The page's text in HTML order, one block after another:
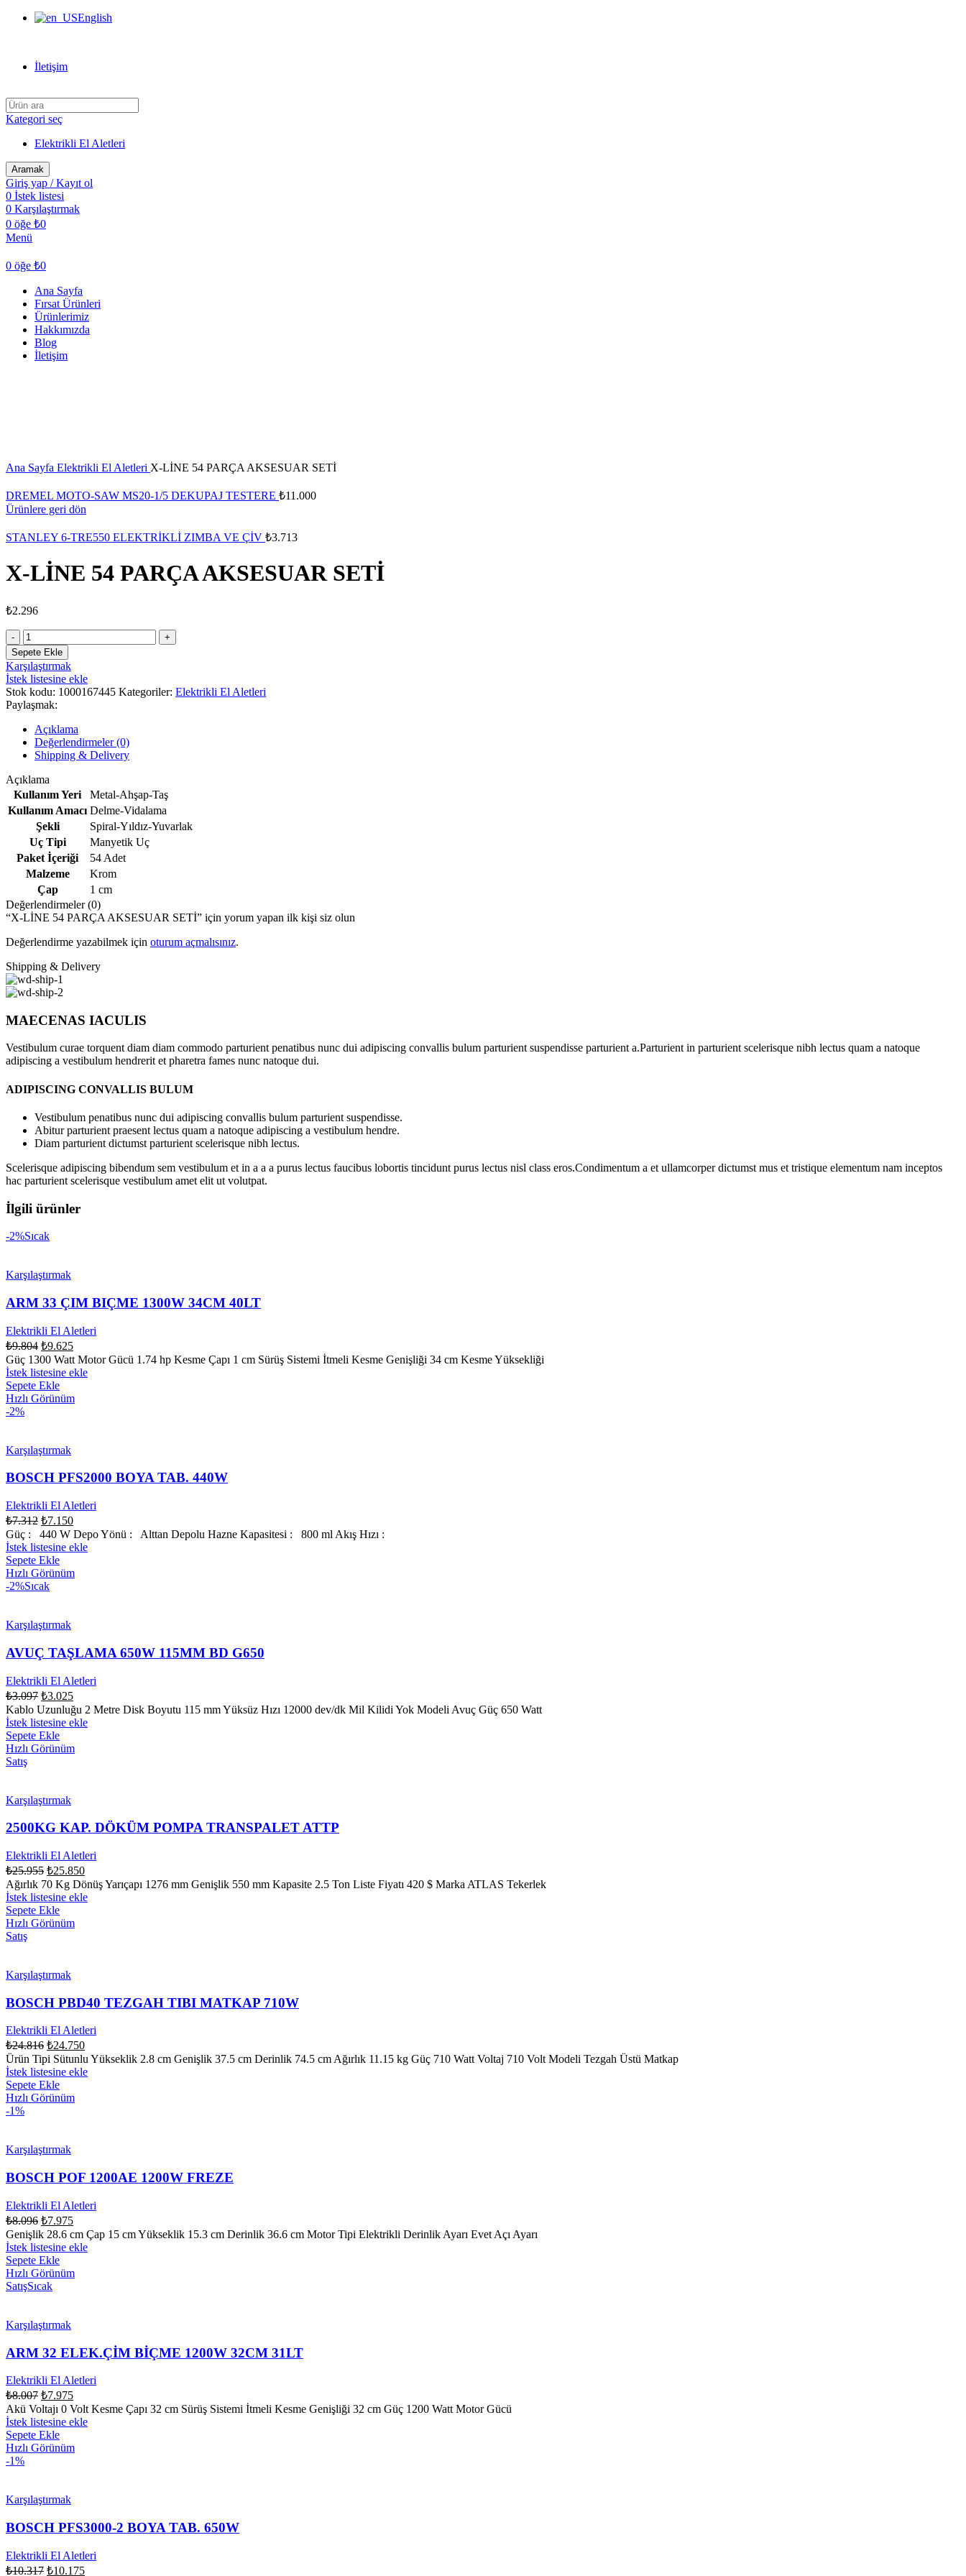
English
İletişim
Kategori seç
Elektrikli El Aletleri
Aramak
Giriş yap / Kayıt ol
0 İstek listesi
0 Karşılaştırmak
0 öğe ₺0
Menü
0 öğe ₺0
Ana Sayfa
Fırsat Ürünleri
Ürünlerimiz
Hakkımızda
Blog
İletişim
Ana Sayfa Elektrikli El Aletleri X-LİNE 54 PARÇA AKSESUAR SETİ
DREMEL MOTO-SAW MS20-1/5 DEKUPAJ TESTERE ₺11.000
Ürünlere geri dön
STANLEY 6-TRE550 ELEKTRİKLİ ZIMBA VE ÇİV ₺3.713
X-LİNE 54 PARÇA AKSESUAR SETİ
₺2.296
X-
LİNE
54
PARÇA
AKSESUAR
SETİ
adet
Sepete Ekle
Karşılaştırmak
İstek listesine ekle
Stok kodu: 1000167445 Kategoriler: Elektrikli El Aletleri
Paylaşmak:
Açıklama
Değerlendirmeler (0)
Shipping & Delivery
Açıklama
Kullanım Yeri
Metal-Ahşap-Taş
Kullanım Amacı Delme-Vidalama
Şekli
Spiral-Yıldız-Yuvarlak
Uç Tipi
Manyetik Uç
Paket İçeriği
54 Adet
Malzeme
Krom
Çap
1 cm
Değerlendirmeler (0)
“X-LİNE 54 PARÇA AKSESUAR SETİ” için yorum yapan ilk kişi siz olun
Değerlendirme yazabilmek için oturum açmalısınız.
Shipping & Delivery
MAECENAS IACULIS
Vestibulum curae torquent diam diam commodo parturient penatibus nunc dui adipiscing convallis bulum parturient suspendisse parturient a.Parturient in parturient scelerisque nibh lectus quam a natoque
adipiscing a vestibulum hendrerit et pharetra fames nunc natoque dui.
ADIPISCING CONVALLIS BULUM
Vestibulum penatibus nunc dui adipiscing convallis bulum parturient suspendisse.
Abitur parturient praesent lectus quam a natoque adipiscing a vestibulum hendre.
Diam parturient dictumst parturient scelerisque nibh lectus.
Scelerisque adipiscing bibendum sem vestibulum et in a a a purus lectus faucibus lobortis tincidunt purus lectus nisl class eros.Condimentum a et ullamcorper dictumst mus et tristique elementum nam inceptos
hac parturient scelerisque vestibulum amet elit ut volutpat.
İlgili ürünler
-2%Sıcak
Karşılaştırmak
ARM 33 ÇIM BIÇME 1300W 34CM 40LT
Elektrikli El Aletleri
₺9.804 ₺9.625
Güç 1300 Watt Motor Gücü 1.74 hp Kesme Çapı 1 cm Sürüş Sistemi İtmeli Kesme Genişliği 34 cm Kesme Yüksekliği
İstek listesine ekle
Sepete Ekle
Hızlı Görünüm
-2%
Karşılaştırmak
BOSCH PFS2000 BOYA TAB. 440W
Elektrikli El Aletleri
₺7.312 ₺7.150
Güç : 440 W Depo Yönü : Alttan Depolu Hazne Kapasitesi : 800 ml Akış Hızı :
İstek listesine ekle
Sepete Ekle
Hızlı Görünüm
-2%Sıcak
Karşılaştırmak
AVUÇ TAŞLAMA 650W 115MM BD G650
Elektrikli El Aletleri
₺3.097 ₺3.025
Kablo Uzunluğu 2 Metre Disk Boyutu 115 mm Yüksüz Hızı 12000 dev/dk Mil Kilidi Yok Modeli Avuç Güç 650 Watt
İstek listesine ekle
Sepete Ekle
Hızlı Görünüm
Satış
Karşılaştırmak
2500KG KAP. DÖKÜM POMPA TRANSPALET ATTP
Elektrikli El Aletleri
₺25.955 ₺25.850
Ağırlık 70 Kg Dönüş Yarıçapı 1276 mm Genişlik 550 mm Kapasite 2.5 Ton Liste Fiyatı 420 $ Marka ATLAS Tekerlek
İstek listesine ekle
Sepete Ekle
Hızlı Görünüm
Satış
Karşılaştırmak
BOSCH PBD40 TEZGAH TIBI MATKAP 710W
Elektrikli El Aletleri
₺24.816 ₺24.750
Ürün Tipi Sütunlu Yükseklik 2.8 cm Genişlik 37.5 cm Derinlik 74.5 cm Ağırlık 11.15 kg Güç 710 Watt Voltaj 710 Volt Modeli Tezgah Üstü Matkap
İstek listesine ekle
Sepete Ekle
Hızlı Görünüm
-1%
Karşılaştırmak
BOSCH POF 1200AE 1200W FREZE
Elektrikli El Aletleri
₺8.096 ₺7.975
Genişlik 28.6 cm Çap 15 cm Yükseklik 15.3 cm Derinlik 36.6 cm Motor Tipi Elektrikli Derinlik Ayarı Evet Açı Ayarı
İstek listesine ekle
Sepete Ekle
Hızlı Görünüm
SatışSıcak
Karşılaştırmak
ARM 32 ELEK.ÇİM BİÇME 1200W 32CM 31LT
Elektrikli El Aletleri
₺8.007 ₺7.975
Akü Voltajı 0 Volt Kesme Çapı 32 cm Sürüş Sistemi İtmeli Kesme Genişliği 32 cm Güç 1200 Watt Motor Gücü
İstek listesine ekle
Sepete Ekle
Hızlı Görünüm
-1%
Karşılaştırmak
BOSCH PFS3000-2 BOYA TAB. 650W
Elektrikli El Aletleri
₺10.317 ₺10.175